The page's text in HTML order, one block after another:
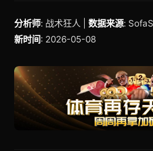
分析师: 战术狂人 | 数据来源:
新时间: 2026-05-08